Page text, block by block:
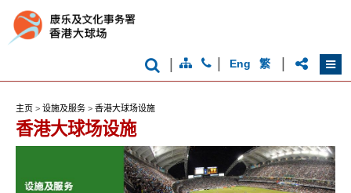
Eng 繁
主页 > 设施及服务 > 香港大球场设施
香港大球场设施